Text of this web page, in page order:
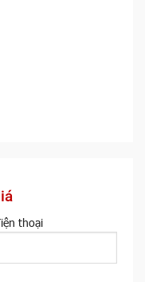
thoại